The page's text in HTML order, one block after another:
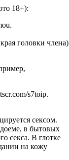
18+):
головки члена)
s7toip.
сексом.
в бытовых
секса. В глотке
на кожу